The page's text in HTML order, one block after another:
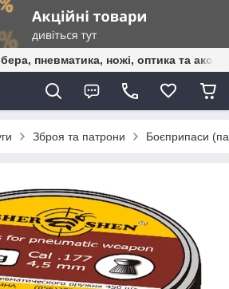
пневматика, ножі, оптика та
Зброя та патрони Боєприпаси